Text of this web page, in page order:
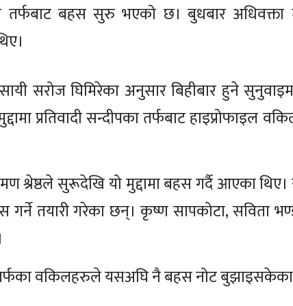
तर्फबाट बहस सुरु भएको छ। बुधबार अधिवक्ता
सरोज घिमिरेका अनुसार बिहीबार हुने
प्रतिवादी सन्दीपका तर्फबाट हाइप्रोफाइल
श्रेष्ठले सुरूदेखि यो मुद्दामा बहस गर्दै आएका
गर्ने तयारी गरेका छन्। कृष्ण सापकोटा, सविता
तर्फका वकिलहरुले यसअघि नै बहस नोट